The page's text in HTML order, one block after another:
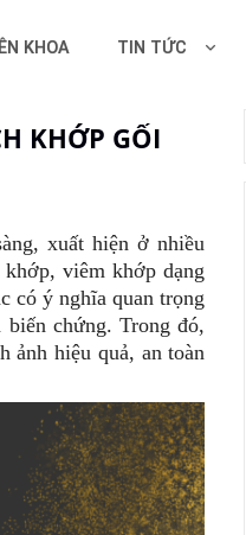
KHOA TIN TỨC
KHỚP GỐI
xuất hiện ở nhiều
viêm khớp dạng
có ý nghĩa quan trọng
chứng. Trong đó,
ảnh hiệu quả, an toàn